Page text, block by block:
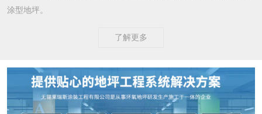
涂型地坪。
了解更多